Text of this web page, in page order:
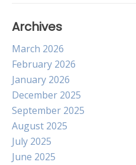
Archives
March 2026
February 2026
January 2026
December 2025
September 2025
August 2025
July 2025
June 2025